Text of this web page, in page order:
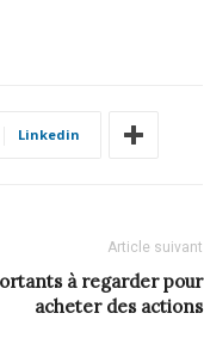
Linkedin
Article suivant
à regarder pour
acheter des actions